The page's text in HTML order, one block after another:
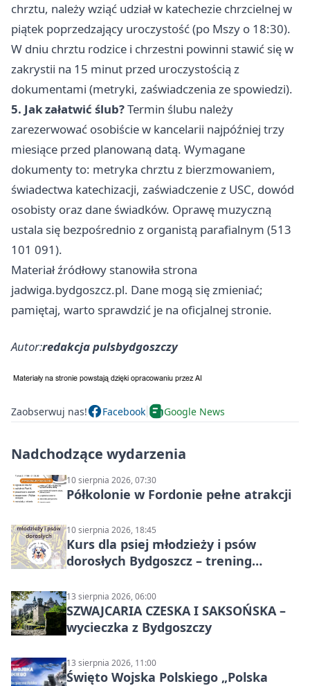
chrztu, należy wziąć udział w katechezie chrzcielnej w
piątek poprzedzający uroczystość (po Mszy o 18:30).
W dniu chrztu rodzice i chrzestni powinni stawić się w
zakrystii na 15 minut przed uroczystością z
dokumentami (metryki, zaświadczenia ze spowiedzi).
5. Jak załatwić ślub?Termin ślubu należy
zarezerwować osobiście w kancelarii najpóźniej trzy
miesiące przed planowaną datą. Wymagane
dokumenty to: metryka chrztu z bierzmowaniem,
świadectwa katechizacji, zaświadczenie z USC, dowód
osobisty oraz dane świadków. Oprawę muzyczną
ustala się bezpośrednio z organistą parafialnym (513
101 091).
Materiał źródłowy stanowiła strona
jadwiga.bydgoszcz.pl. Dane mogą się zmieniać;
pamiętaj, warto sprawdzić je na oficjalnej stronie.
Autor:redakcja pulsbydgoszczy
Zaobserwuj nas! Facebook Google News
Nadchodzące wydarzenia
10 sierpnia 2026, 07:30
Półkolonie w Fordonie pełne atrakcji
10 sierpnia 2026, 18:45
Kurs dla psiej młodzieży i psów
dorosłych Bydgoszcz – trening
13 sierpnia 2026, 06:00
SZWAJCARIA CZESKA I SAKSOŃSKA –
wycieczka z Bydgoszczy
13 sierpnia 2026, 11:00
Święto Wojska Polskiego „Polska